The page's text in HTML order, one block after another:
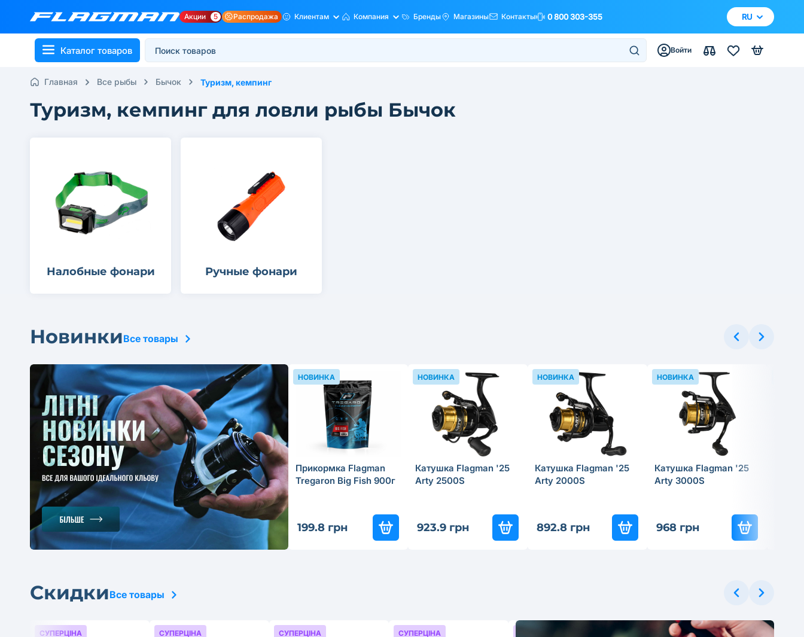
Акции 5 Распродажа Клиентам Компания Бренды Магазины Контакты 0 800 303-355 RU
Каталог товаров Войти
Главная Все рыбы Бычок Туризм, кемпинг
Туризм, кемпинг для ловли рыбы Бычок
Налобные фонари Ручные фонари
НовинкиВсе товары
Прикормка Flagman
Tregaron Big Fish 900г
199.8 грн
НОВИНКА
Катушка Flagman '25
Arty 2500S
923.9 грн
НОВИНКА
Катушка Flagman '25
Arty 2000S
892.8 грн
НОВИНКА
Катушка Flagman '25
Arty 3000S
968 грн
НОВИНКА
СкидкиВсе товары
СУПЕРЦІНА
СУПЕРЦІНА
СУПЕРЦІНА
СУПЕРЦІНА
СУПЕРЦІНА